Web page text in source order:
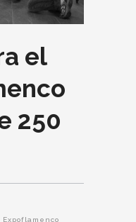
el
250
Expoflamenco